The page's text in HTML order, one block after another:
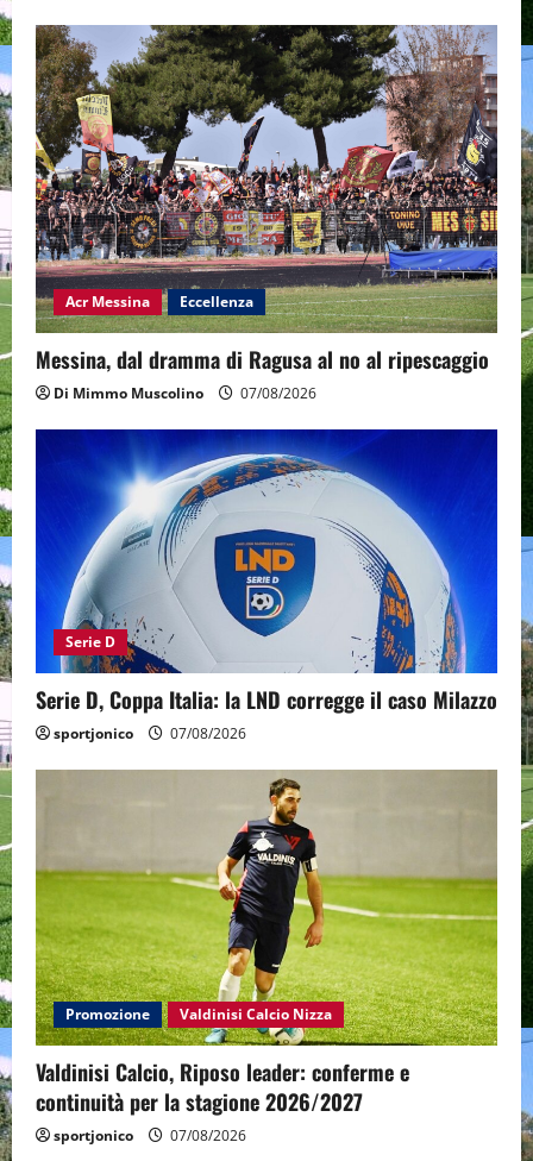
Acr Messina Eccellenza
Messina, dal dramma di Ragusa al no al ripescaggio
Di Mimmo Muscolino 07/08/2026
Serie D
Serie D, Coppa Italia: la LND corregge il caso Milazzo
sportjonico 07/08/2026
Promozione Valdinisi Calcio Nizza
Valdinisi Calcio, Riposo leader: conferme e
continuità per la stagione 2026/2027
sportjonico 07/08/2026